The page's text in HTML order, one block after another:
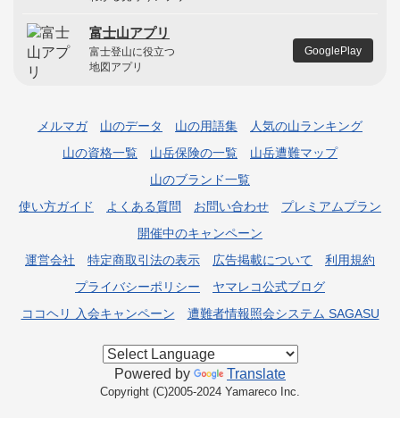
富士山アプリ
富士登山に役立つ
地図アプリ
GooglePlay
メルマガ 山のデータ 山の用語集
人気の山ランキング
山の資格一覧
山岳保険の一覧
山岳遭難マップ
山のブランド一覧
使い方ガイド
よくある質問 お問い合わせ
プレミアムプラン
開催中のキャンペーン
運営会社
特定商取引法の表示 広告掲載について
利用規約
プライバシーポリシー
ヤマレコ公式ブログ
ココヘリ 入会キャンペーン
遭難者情報照会システム SAGASU
Powered by Translate
Copyright (C)2005-2024 Yamareco Inc.